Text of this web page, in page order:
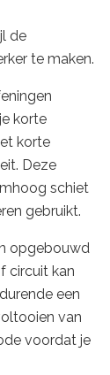
de
te maken.
korte
korte
Deze
schiet
gebruikt.
opgebouwd
circuit kan
een
van
voordat je